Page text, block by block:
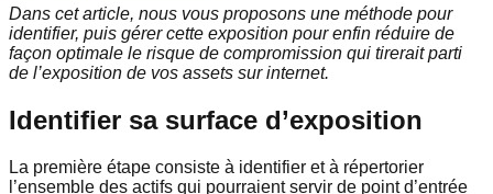
Dans cet article, nous vous proposons une méthode pour
identifier, puis gérer cette exposition pour enfin réduire de
façon optimale le risque de compromission qui tirerait parti
de l’exposition de vos assets sur internet.
Identifier sa surface d’exposition
La première étape consiste à identifier et à répertorier
l’ensemble des actifs qui pourraient servir de point d’entrée